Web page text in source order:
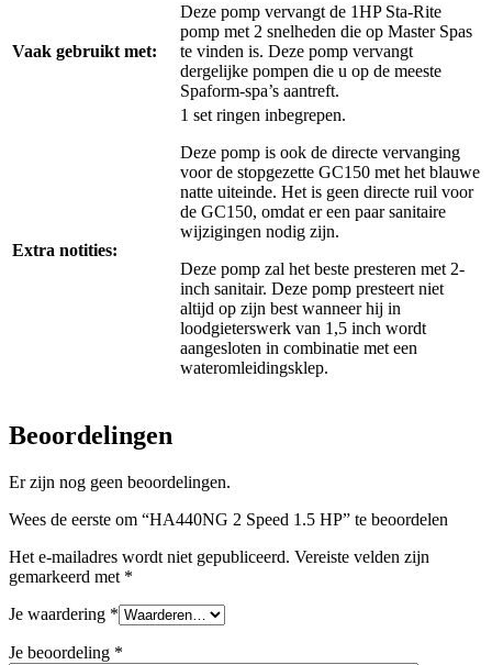
Vaak gebruikt met:
Deze pomp vervangt de 1HP Sta-Rite
pomp met 2 snelheden die op Master Spas
te vinden is. Deze pomp vervangt
dergelijke pompen die u op de meeste
Spaform-spa’s aantreft.
Extra notities:
1 set ringen inbegrepen.
Deze pomp is ook de directe vervanging
voor de stopgezette GC150 met het blauwe
natte uiteinde. Het is geen directe ruil voor
de GC150, omdat er een paar sanitaire
wijzigingen nodig zijn.
Deze pomp zal het beste presteren met 2-
inch sanitair. Deze pomp presteert niet
altijd op zijn best wanneer hij in
loodgieterswerk van 1,5 inch wordt
aangesloten in combinatie met een
wateromleidingsklep.
Beoordelingen
Er zijn nog geen beoordelingen.
Wees de eerste om “HA440NG 2 Speed 1.5 HP” te beoordelen
Het e-mailadres wordt niet gepubliceerd. Vereiste velden zijn
gemarkeerd met *
Je waardering *
Je beoordeling *